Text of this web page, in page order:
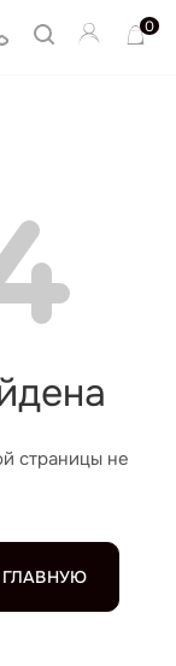
0
страницы не